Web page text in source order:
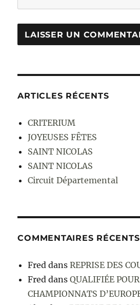
ARTICLES RÉCENTS
CRITERIUM
JOYEUSES FÊTES
SAINT NICOLAS
SAINT NICOLAS
Circuit Départemental
COMMENTAIRES RÉCENTS
Fred dansREPRISE DES
Fred dansQUALIFIÉE
CHAMPIONNATS